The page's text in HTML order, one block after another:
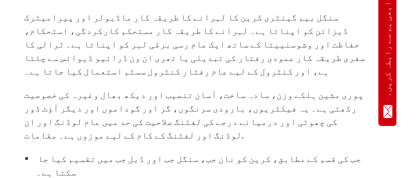
سنگل بیم گینٹری کرین کا لہرانے کا طریقہ کار ماڈیولر اور پیرامیٹرک
ڈیزائن کو اپناتا ہے۔ لہرانے کا طریقہ کار مستحکم کارکردگی، استحکام،
حفاظت اور وشوسنییتا کے ساتھ ایک عام رسی برقی لہر کو اپناتا ہے۔ ٹرالی کا
سفری طریقہ کار عمودی رفتار کی تبدیلی یا تھری ان ون ڈرائیو ڈیوائس سے چلتا
ہے، اور کنٹرول کے لیے عام رفتار کنٹرول سسٹم استعمال کیا جاتا ہے۔
پوری مشین ہلکے وزن، سادہ ساخت، آسان تنصیب اور دیکھ بھال وغیرہ کی خصوصیت
رکھتی ہے۔ یہ فیکٹریوں، بارودی سرنگوں، گز اور گوداموں اور دیگر آؤٹ ڈور
کی چھوٹی اور درمیانے درجے کی لفٹنگ صلاحیت کی حد میں عام لوڈنگ اور ان
لوڈنگ اور لفٹنگ کے کام کے لیے موزوں ہے۔ مقامات.
سکتا ہے۔
ابھی ہم سے رابطہ کریں۔